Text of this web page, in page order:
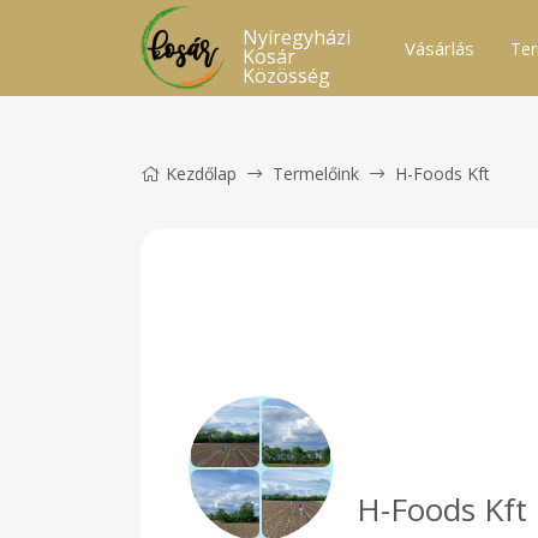
Nyíregyházi
Kosár
Közösség
Vásárlás
Kezdőlap Termelőink H-Foods Kft
H-Foods Kft